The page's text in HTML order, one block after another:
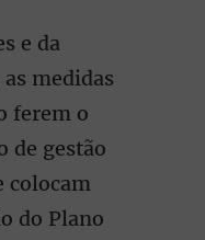
e da
medidas
ferem o
de gestão
colocam
do Plano